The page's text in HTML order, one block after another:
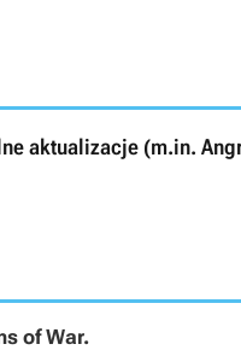
aktualizacje (m.in.
of War.